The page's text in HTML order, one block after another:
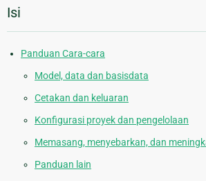
Isi
Panduan Cara-cara
Model, data dan basisdata
Cetakan dan keluaran
Konfigurasi proyek dan pengelolaan
Memasang, menyebarkan, dan
Panduan lain